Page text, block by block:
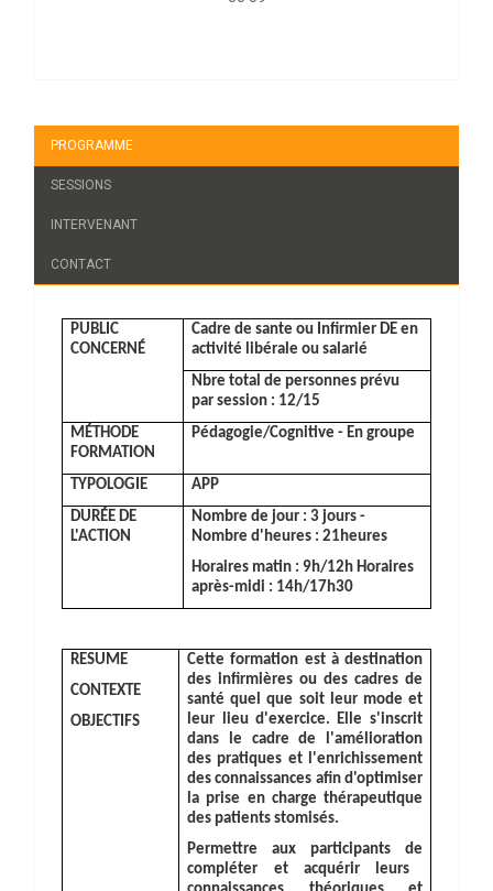
PROGRAMME
SESSIONS
INTERVENANT
CONTACT
PUBLIC
CONCERNÉ
Cadre de sante ou Infirmier DE en
activité libérale ou salarié
Nbre total de personnes prévu
par session : 12/15
MÉTHODE
FORMATION
Pédagogie/Cognitive - En groupe
TYPOLOGIE
APP
DURÉE DE
L'ACTION
Nombre de jour : 3 jours -
Nombre d'heures : 21heures
Horaires matin : 9h/12h Horaires
après-midi : 14h/17h30
RESUME
CONTEXTE
OBJECTIFS
Cette formation est à destination
des infirmières ou des cadres de
santé quel que soit leur mode et
leur lieu d'exercice. Elle s'inscrit
dans le cadre de l'amélioration
des pratiques et l'enrichissement
des connaissances afin d'optimiser
la prise en charge thérapeutique
des patients stomisés.
Permettre aux participants de
compléter et acquérir leurs